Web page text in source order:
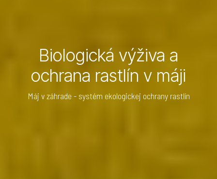
Biologická výživa a
ochrana rastlín v máji
Máj v záhrade - systém ekologickej ochrany rastlín